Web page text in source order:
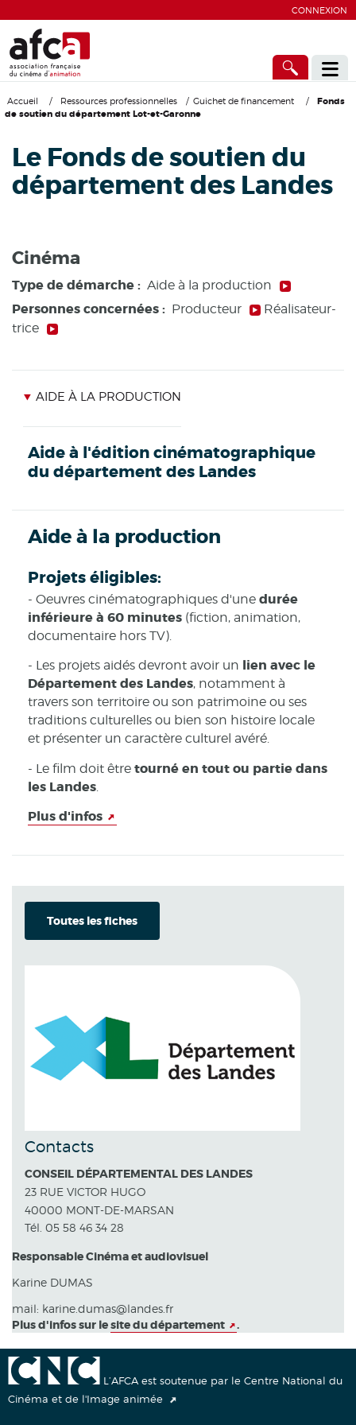
CONNEXION
Accueil / Ressources professionnelles / Guichet de financement /
Fonds
de soutien du département Lot-et-Garonne
Le Fonds de soutien du
département des Landes
Cinéma
Type de démarche : Aide à la production
Personnes concernées : Producteur
Réalisateur-
trice
AIDE À LA PRODUCTION
Aide à l'édition cinématographique
du département des Landes
Aide à la production
Projets éligibles:
- Oeuvres cinématographiques d'une durée
inférieure à 60 minutes (fiction, animation,
documentaire hors TV).
- Les projets aidés devront avoir un lien avec le
Département des Landes, notamment à
travers son territoire ou son patrimoine ou ses
traditions culturelles ou bien son histoire locale
et présenter un caractère culturel avéré.
- Le film doit être tourné en tout ou partie dans
les Landes
Plus d'infos
Toutes les fiches
Contacts
CONSEIL DÉPARTEMENTAL DES LANDES
23 RUE VICTOR HUGO
40000 MONT-DE-MARSAN
Tél. 05 58 46 34 28
Responsable Cinéma et audiovisuel
Karine DUMAS
mail: karine.dumas@landes.fr
Plus d'infos sur lesite du département .
L’AFCA est soutenue par le Centre National du
Cinéma et de l'Image animée